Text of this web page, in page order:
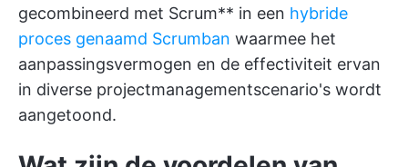
gecombineerd met Scrum** in een hybride
proces genaamd Scrumban waarmee het
aanpassingsvermogen en de effectiviteit ervan
in diverse projectmanagementscenario's wordt
aangetoond.